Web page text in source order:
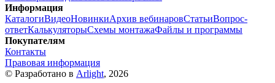
Информация
КаталогиВидеоНовинкиАрхив вебинаровСтатьиВопрос-
ответКалькуляторыСхемы монтажаФайлы и программы
Покупателям
Контакты
Правовая информация
© Разработано в Arlight, 2026